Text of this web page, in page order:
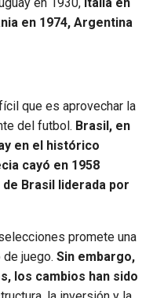
en 1930, Italia en
en 1974, Argentina
que es aprovechar la
del futbol. Brasil, en
en el histórico
cayó en 1958
Brasil liderada por
promete una
juego. Sin embargo,
los cambios han sido